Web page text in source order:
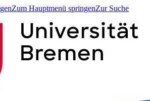
Zum Hauptmenü springenZur Suche